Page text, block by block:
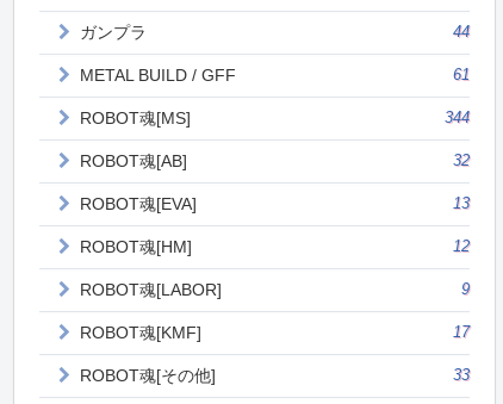
ガンプラ 44
METAL BUILD / GFF 61
ROBOT魂[MS] 344
ROBOT魂[AB] 32
ROBOT魂[EVA] 13
ROBOT魂[HM] 12
ROBOT魂[LABOR] 9
ROBOT魂[KMF] 17
ROBOT魂[その他] 33